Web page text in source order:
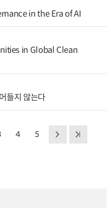
in the Era of AI
in Global Clean
들지 않는다
4 5